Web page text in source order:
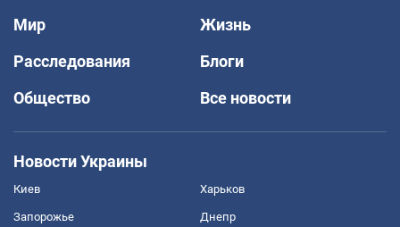
Мир
Жизнь
Расследования
Блоги
Общество
Все новости
Новости Украины
Киев Харьков
Запорожье Днепр